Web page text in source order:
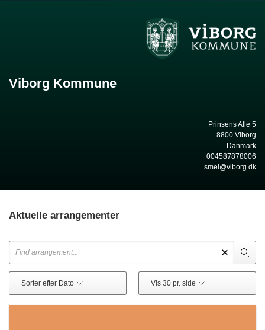
Viborg Kommune
Prinsens Alle 5
8800 Viborg
Danmark
004587878006
smei@viborg.dk
Aktuelle arrangementer
Sorter efter Dato Vis 30 pr. side